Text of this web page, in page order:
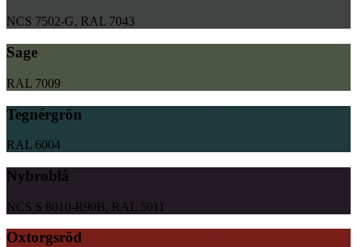
NCS 7502-G, RAL 7043
Sage
RAL 7009
Tegnérgrön
RAL 6004
Nybroblå
NCS S 8010-R90B, RAL 5011
Oxtorgsröd